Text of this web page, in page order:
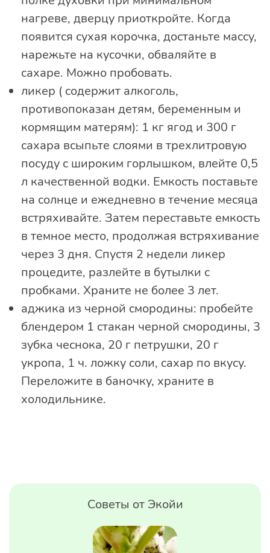
нагреве, дверцу приоткройте. Когда
появится сухая корочка, достаньте массу,
нарежьте на кусочки, обваляйте в
сахаре. Можно пробовать.
ликер ( содержит алкоголь,
противопоказан детям, беременным и
кормящим матерям): 1 кг ягод и 300 г
сахара всыпьте слоями в трехлитровую
посуду с широким горлышком, влейте 0,5
л качественной водки. Емкость поставьте
на солнце и ежедневно в течение месяца
встряхивайте. Затем переставьте емкость
в темное место, продолжая встряхивание
через 3 дня. Спустя 2 недели ликер
процедите, разлейте в бутылки с
пробками. Храните не более 3 лет.
аджика из черной смородины: пробейте
блендером 1 стакан черной смородины, 3
зубка чеснока, 20 г петрушки, 20 г
укропа, 1 ч. ложку соли, сахар по вкусу.
Переложите в баночку, храните в
холодильнике.
Советы от Экойи